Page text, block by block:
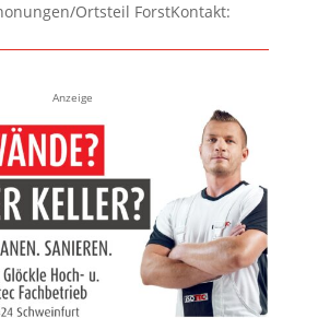
Ortsteil ForstKontakt:
Anzeige